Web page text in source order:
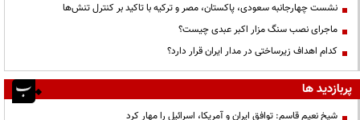
نشست چهارجانبه سعودی، پاکستان، مصر و ترکیه با تاکید بر کنترل تنش‌ها
ماجرای نصب سنگ مزار اکبر عبدی چیست؟
کدام اهداف زیرساختی در مدار ایران قرار دارد؟
پربازدید ها
شیخ نعیم قاسم: توافق ایران و آمریکا، اسرائیل را مهار کرد